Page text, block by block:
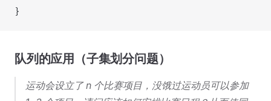
}
队列的应用（子集划分问题）
运动会设立了 n 个比赛项目，没饿过运动员可以参加